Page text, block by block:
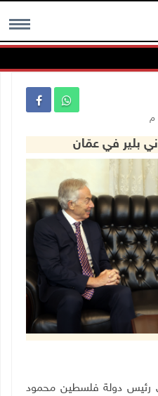
MENU
بلير في عمّان
وفا– التقى رئيس دولة فلسطين محمود